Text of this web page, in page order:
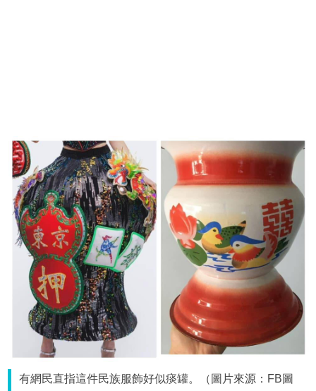
有網民直指這件民族服飾好似痰罐。（圖片來源：FB圖